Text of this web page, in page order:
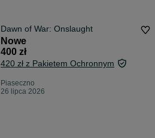
Dawn of War: Onslaught
Nowe
400 zł
420 zł z Pakietem Ochronnym
Piaseczno
26 lipca 2026